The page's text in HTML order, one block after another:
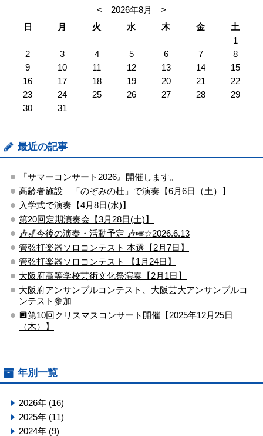
< 2026年8月
>
日
月 火 水 木 金
土
1
2
3 4 5 6 7
8
9
10 11 12 13 14
15
16
17 18 19 20 21
22
23
24 25 26 27 28
29
30
31
最近の記事
『サマーコンサート2026』開催します。
高齢者施設 「のぞみの杜」で演奏【6月6日（土）】
入学式で演奏【4月8日(水)】
第20回定期演奏会【3月28日(土)】
🎶🎷今後の演奏・活動予定 🎶🎺☆2026.6.13
管弦打楽器ソロコンテスト ​本選【2月7日】
管弦打楽器ソロコンテスト ​【1月24日】
大阪府高等学校芸術文化祭演奏【2月1日】
大阪府アンサンブルコンテスト、大阪芸大アンサンブルコ
ンテスト参加
🔲第10回クリスマスコンサート開催【2025年12月25日
（木）】
年別一覧
2026年 (16)
2025年 (11)
2024年 (9)